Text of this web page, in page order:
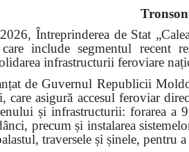
Întreprinderea de Stat
include segmentul recent
infrastructurii feroviare
de Guvernul Republicii
care asigură accesul feroviar
și infrastructurii: forarea a
precum și instalarea
traversele și șinele, pentru